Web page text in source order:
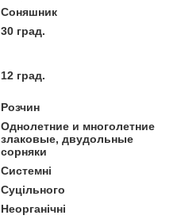
Соняшник
30 град.
12 град.
Розчин
Однолетние и многолетние
злаковые, двудольные
сорняки
Системні
Суцільного
Неорганічні